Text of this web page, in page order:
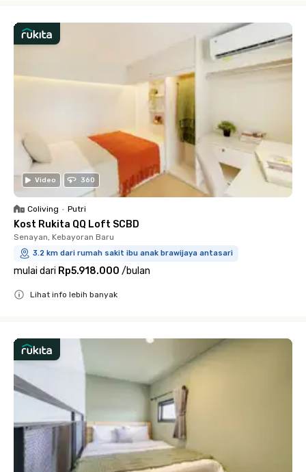
Video 360
Coliving • Putri
Kost Rukita QQ Loft SCBD
Senayan, Kebayoran Baru
3.2 km dari rumah sakit ibu anak brawijaya antasari
mulai dari Rp5.918.000 /bulan
Lihat info lebih banyak